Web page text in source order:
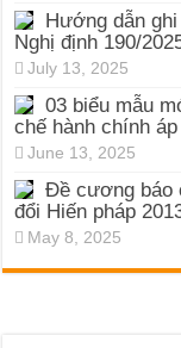
Hướng dẫn
Nghị định 190/
July 13, 2025
03 biểu mẫu
chế hành chính
June 13, 2025
Đề cương báo
đổi Hiến pháp
May 8, 2025